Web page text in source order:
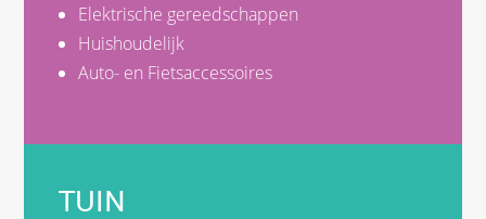
Elektrische gereedschappen
Huishoudelijk
Auto- en Fietsaccessoires
TUIN